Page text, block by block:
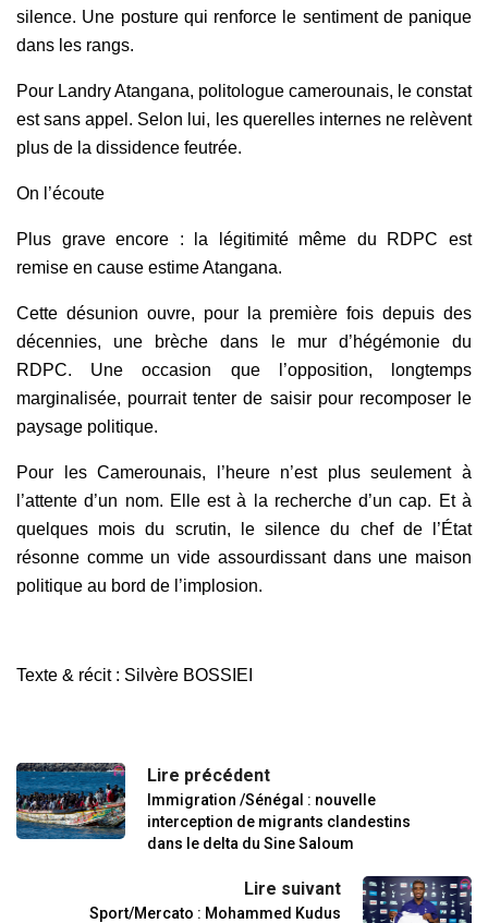
silence. Une posture qui renforce le sentiment de panique
dans les rangs.
Pour Landry Atangana, politologue camerounais, le constat
est sans appel. Selon lui, les querelles internes ne relèvent
plus de la dissidence feutrée.
On l’écoute
Plus grave encore : la légitimité même du RDPC est
remise en cause estime Atangana.
Cette désunion ouvre, pour la première fois depuis des
décennies, une brèche dans le mur d’hégémonie du
RDPC. Une occasion que l’opposition, longtemps
marginalisée, pourrait tenter de saisir pour recomposer le
paysage politique.
Pour les Camerounais, l’heure n’est plus seulement à
l’attente d’un nom. Elle est à la recherche d’un cap. Et à
quelques mois du scrutin, le silence du chef de l’État
résonne comme un vide assourdissant dans une maison
politique au bord de l’implosion.
Texte & récit : Silvère BOSSIEI
Lire précédent
Immigration /Sénégal : nouvelle
interception de migrants clandestins
dans le delta du Sine Saloum
Lire suivant
Sport/Mercato : Mohammed Kudus